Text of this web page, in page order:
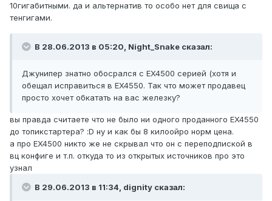
10гигабитными. да и альтернатив то особо нет для свища с
тенгигами.
В 28.06.2013 в 05:20, Night_Snake сказал:
Джунипер знатно обосрался с EX4500 серией (хотя и
обещал исправиться в EX4550. Так что может продавец
просто хочет обкатать на вас железку?
вы правда считаете что не было ни одного проданного EX4550
до топикстартера? :D ну и как бы 8 килоойро норм цена.
а про EX4500 никто же не скрывал что он с переподпиской в
вц конфиге и т.п. откуда то из открытых источников про это
узнал
В 29.06.2013 в 11:34, dignity сказал: